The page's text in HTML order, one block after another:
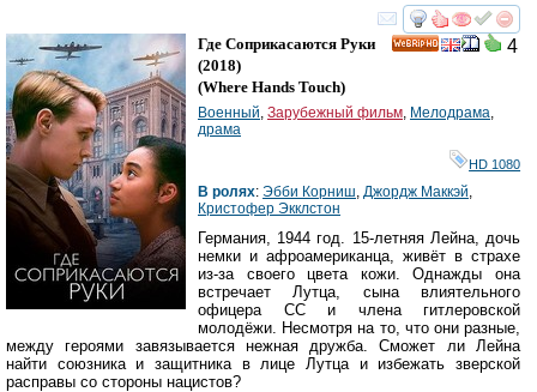
смотреть
4
Где Соприкасаются Руки
(2018)
(Where Hands Touch)
Военный Зарубежный фильм Мелодрама
драма
HD 1080
В ролях: Эбби Корниш Джордж Маккэй
Кристофер Экклстон
Германия, 1944 год. 15-летняя Лейна, дочь
немки и афроамериканца, живёт в страхе
из-за своего цвета кожи. Однажды она
встречает Лутца, сына влиятельного
офицера СС и члена гитлеровской
молодёжи. Несмотря на то, что они разные,
между героями завязывается нежная дружба. Сможет ли Лейна
найти союзника и защитника в лице Лутца и избежать зверской
расправы со стороны нацистов?